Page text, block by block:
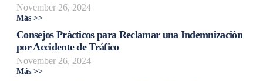
November 26, 2024
Más >>
Consejos Prácticos para Reclamar una Indemnización
por Accidente de Tráfico
November 26, 2024
Más >>